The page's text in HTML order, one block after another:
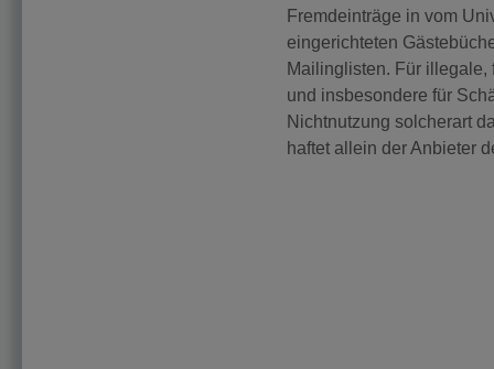
Fremdeinträge in vom
eingerichteten
Mailinglisten. Für illegale,
und insbesondere für
Nichtnutzung solcherart
haftet allein der Anbieter